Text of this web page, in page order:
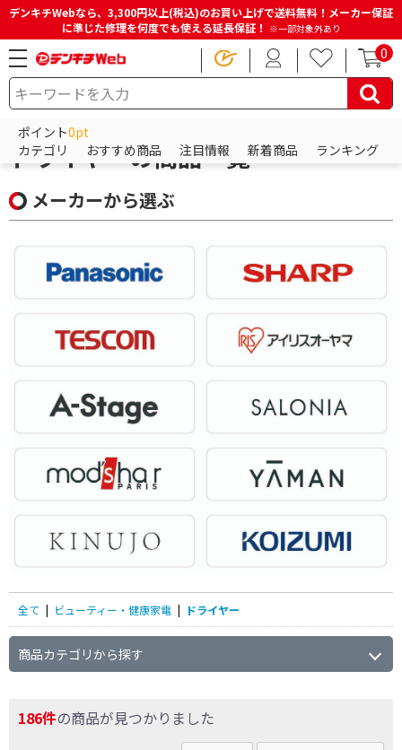
デンキチWebなら、3,300円以上(税込)のお買い上げで送料無料！メーカー保証
に準じた修理を何度でも使える延長保証！ ※一部対象外あり
0
ポイント0pt
カテゴリ
おすすめ商品 注目情報 新着商品 ランキング
HOME 商品一覧ページ ビューティー・健康家電
ドライヤーの商品一覧
メーカーから選ぶ
全て ビューティー・健康家電 ドライヤー
商品カテゴリから探す
186件の商品が見つかりました